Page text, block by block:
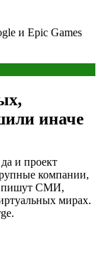
и Epic Games
иначе
и проект
компании,
пишут СМИ,
мирах.